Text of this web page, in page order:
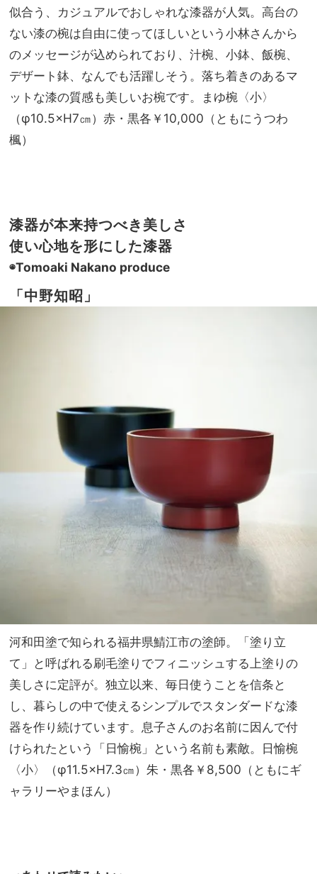
似合う、カジュアルでおしゃれな漆器が人気。高台の
ない漆の椀は自由に使ってほしいという小林さんから
のメッセージが込められており、汁椀、小鉢、飯椀、
デザート鉢、なんでも活躍しそう。落ち着きのあるマ
ットな漆の質感も美しいお椀です。まゆ椀〈小〉
（φ10.5×H7㎝）赤・黒各￥10,000（ともにうつわ
楓）
漆器が本来持つべき美しさ
使い心地を形にした漆器
◉Tomoaki Nakano produce
「中野知昭」
河和田塗で知られる福井県鯖江市の塗師。「塗り立
て」と呼ばれる刷毛塗りでフィニッシュする上塗りの
美しさに定評が。独立以来、毎日使うことを信条と
し、暮らしの中で使えるシンプルでスタンダードな漆
器を作り続けています。息子さんのお名前に因んで付
けられたという「日愉椀」という名前も素敵。日愉椀
〈小〉（φ11.5×H7.3㎝）朱・黒各￥8,500（ともにギ
ャラリーやまほん）